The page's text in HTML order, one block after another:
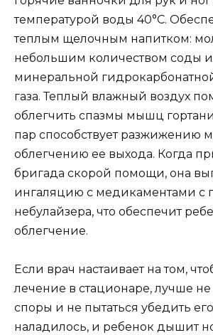
температурой воды 40°C.
теплым щелочным напитком:
небольшим количеством соды
минеральной
газа. Теплый влажный воздух
облегчить спазмы мышц
пар способствует разжижению
облегчению ее выхода. Когда
бригада скорой помощи, она
ингаляцию с медикаментами с
небулайзера, что обеспечит
облегчение.
Если врач настаивает на том,
лечение в стационаре, лучше не
споры и не пытаться убедить
наладилось, и ребенок дышит